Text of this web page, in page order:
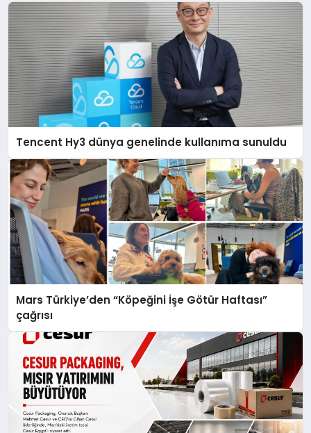
Tencent Hy3 dünya genelinde kullanıma sunuldu
Mars Türkiye’den “Köpeğini İşe Götür Haftası”
çağrısı